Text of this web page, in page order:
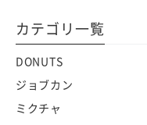
カテゴリ一覧
DONUTS
ジョブカン
ミクチャ